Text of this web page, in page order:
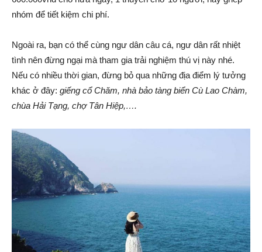
nhóm để tiết kiệm chi phí.
Ngoài ra, bạn có thể cùng ngư dân câu cá, ngư dân rất nhiệt
tình nên đừng ngại mà tham gia trải nghiệm thú vị này nhé.
Nếu có nhiều thời gian, đừng bỏ qua những địa điểm lý tưởng
khác ở đây: giếng cổ Chăm, nhà bảo tàng biển Cù Lao Chàm,
chùa Hải Tạng, chợ Tân Hiệp,….